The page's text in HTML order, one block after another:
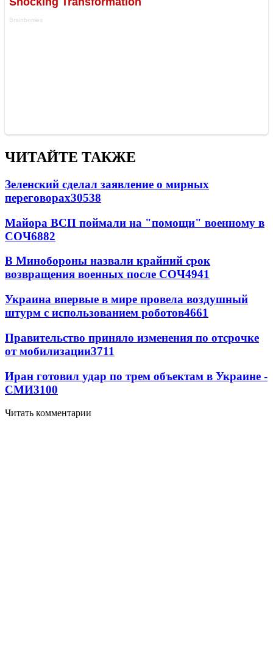
ЧИТАЙТЕ ТАКЖЕ
Зеленский сделал заявление о мирных
переговорах30538
Майора ВСП поймали на "помощи" военному в
СОЧ6882
В Минобороны назвали крайний срок
возвращения военных после СОЧ4941
Украина впервые в мире провела воздушный
штурм с использованием роботов4661
Правительство приняло изменения по отсрочке
от мобилизации3711
Иран готовил удар по трем объектам в Украине -
СМИ3100
Читать комментарии